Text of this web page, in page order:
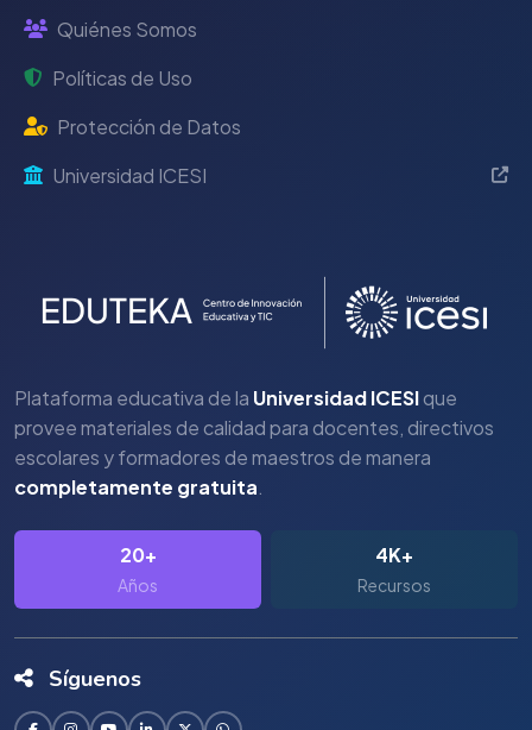
Quiénes Somos
Políticas de Uso
Protección de Datos
Universidad ICESI
Plataforma educativa de la Universidad ICESIque
provee materiales de calidad para docentes, directivos
escolares y formadores de maestros de manera
completamente gratuita.
20+
Años
4K+
Recursos
Síguenos